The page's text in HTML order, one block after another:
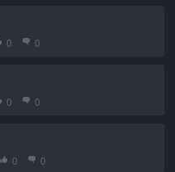
0 0
0 0
0 0